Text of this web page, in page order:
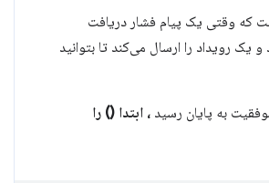
که وقتی یک پیام فشار دریافت
رویداد را ارسال می‌کند تا بتوانید
به پایان رسید ، ابتدا () را